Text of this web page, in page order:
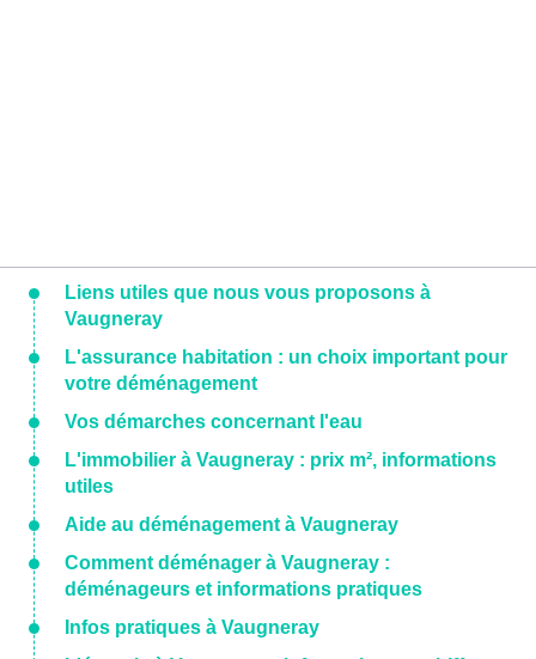
Liens utiles que nous vous proposons à
Vaugneray
L'assurance habitation : un choix important pour
votre déménagement
Vos démarches concernant l'eau
L'immobilier à Vaugneray : prix m², informations
utiles
Aide au déménagement à Vaugneray
Comment déménager à Vaugneray :
déménageurs et informations pratiques
Infos pratiques à Vaugneray